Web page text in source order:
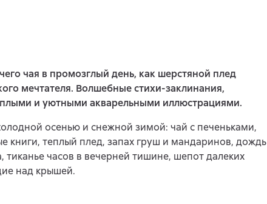
чая в промозглый день, как шерстяной плед
мечтателя. Волшебные стихи-заклинания,
и уютными акварельными иллюстрациями.
осенью и снежной зимой: чай с печеньками,
книги, теплый плед, запах груш и мандаринов, дождь
тиканье часов в вечерней тишине, шепот далеких
над крышей.